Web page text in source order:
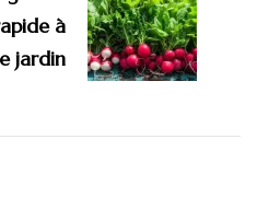
à
jardin